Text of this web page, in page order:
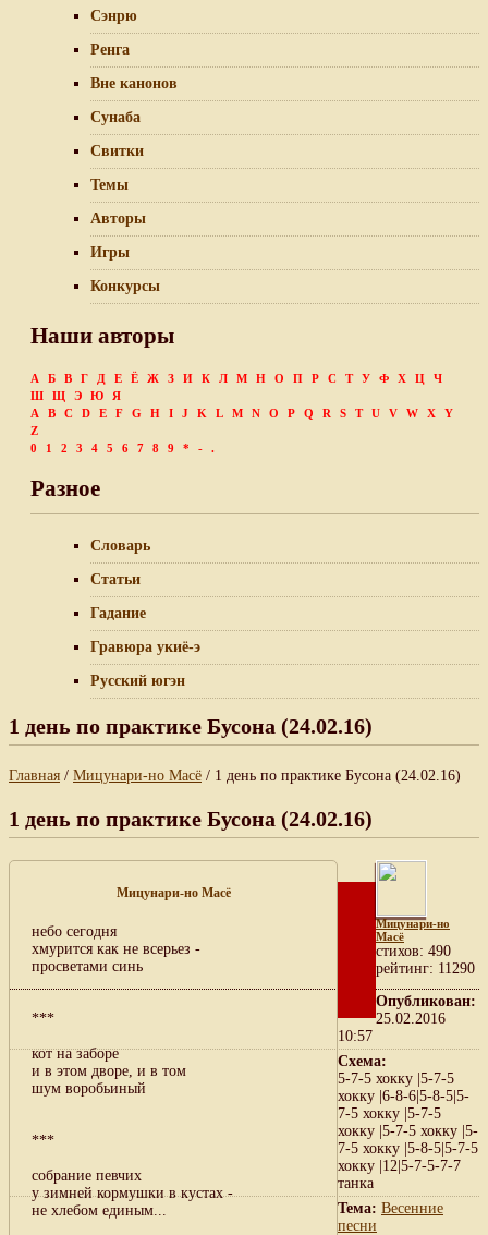
Сэнрю
Ренга
Вне канонов
Сунаба
Свитки
Темы
Авторы
Игры
Конкурсы
Наши авторы
А Б В Г Д Е Ё Ж З И К Л М Н О П Р С Т У Ф Х Ц
Ч
Ш
Щ Э Ю
Я
A
B C D E F G H I J K L M N O P Q R S T U V W X
Y
Z
0
1 2 3 4 5 6 7 8 9 * - .
Разное
Словарь
Статьи
Гадание
Гравюра укиё-э
Русский югэн
1 день по практике Бусона (24.02.16)
Главная / Мицунари-но Масё / 1 день по практике Бусона (24.02.16)
1 день по практике Бусона (24.02.16)
Мицунари-но Масё
небо сегодня
хмурится как не всерьез -
просветами синь
***
кот на заборе
и в этом дворе, и в том
шум воробьиный
***
собрание певчих
у зимней кормушки в кустах -
не хлебом единым...
Мицунари-но
Масё
cтихов: 490
рейтинг: 11290
Опубликован:
25.02.2016
10:57
Схема:
5-7-5 хокку |5-7-5
хокку |6-8-6|5-8-5|5-
7-5 хокку |5-7-5
хокку |5-7-5 хокку |5-
7-5 хокку |5-8-5|5-7-5
хокку |12|5-7-5-7-7
танка
Тема: Весенние
песни